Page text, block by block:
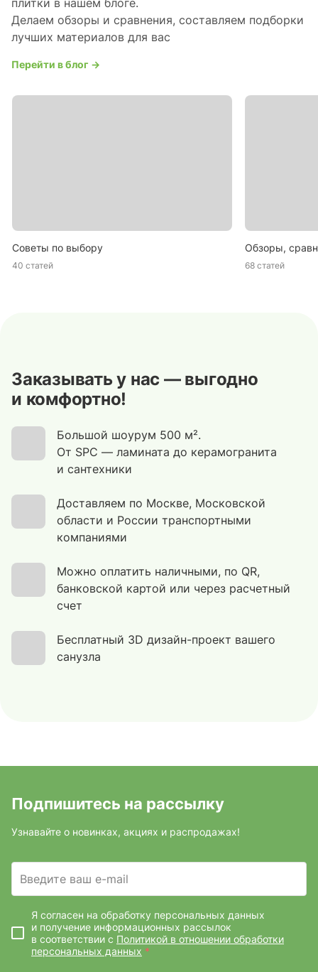
плитки в нашем блоге.
Делаем обзоры и сравнения, составляем подборки
лучших материалов для вас
Перейти в блог →
Советы по выбору
40 статей
Обзоры,
68 статей
Заказывать у нас — выгодно
и комфортно!
Большой шоурум 500 м².
От SPC — ламината до керамогранита
и сантехники
Доставляем по Москве, Московской
области и России транспортными
компаниями
Можно оплатить наличными, по QR,
банковской картой или через расчетный
счет
Бесплатный 3D дизайн-проект вашего
санузла
Подпишитесь на рассылку
Узнавайте о новинках, акциях и распродажах!
Введите ваш e-mail
Я согласен на обработку персональных данных
и получение информационных рассылок
в соответствии с Политикой в отношении обработки
персональных данных *